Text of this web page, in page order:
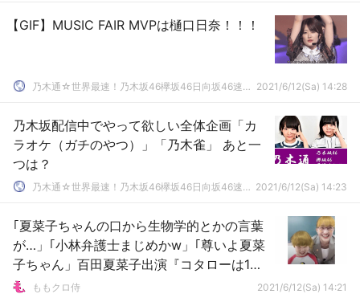
【GIF】MUSIC FAIR MVPは樋口日奈！！！
乃木通☆世界最速！乃木坂46欅坂46日向坂46速報まとめ 2021/6/12(Sa) 14:28
乃木坂配信中でやって欲しい全体企画「カ
ラオケ（ガチのやつ）」「乃木雀」 あと一
つは？
乃木通☆世界最速！乃木坂46欅坂46日向坂46速報まとめ 2021/6/12(Sa) 14:23
｢夏菜子ちゃんの口から生物学的とかの言葉
が…」｢小林弁護士まじめかw」｢尊いよ夏菜
子ちゃん」百田夏菜子出演『コタローは1人
暮らし 第８話』実況まとめ！
ももクロ侍 2021/6/12(Sa) 14:21